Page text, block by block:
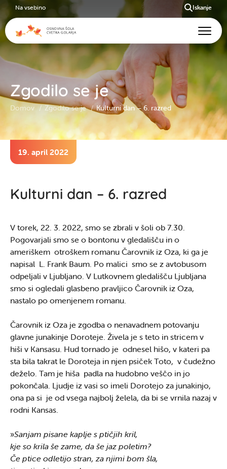
Zgodilo se je
Domov Zgodilo se je Kulturni dan – 6. razred
19. april 2022
Kulturni dan – 6. razred
V torek, 22. 3. 2022, smo se zbrali v šoli ob 7.30.
Pogovarjali smo se o bontonu v gledališču in o
ameriškem otroškem romanu Čarovnik iz Oza, ki ga je
napisal L. Frank Baum. Po malici smo se z avtobusom
odpeljali v Ljubljano. V Lutkovnem gledališču Ljubljana
smo si ogledali glasbeno pravljico Čarovnik iz Oza,
nastalo po omenjenem romanu.
Čarovnik iz Oza je zgodba o nenavadnem potovanju
glavne junakinje Doroteje. Živela je s teto in stricem v
hiši v Kansasu. Hud tornado je odnesel hišo, v kateri pa
sta bila takrat le Doroteja in njen psiček Toto, v čudežno
deželo. Tam je hiša padla na hudobno veščo in jo
pokončala. Ljudje iz vasi so imeli Dorotejo za junakinjo,
ona pa si je od vsega najbolj želela, da bi se vrnila nazaj v
rodni Kansas.
»Sanjam pisane kaplje s ptičjih kril,
kje so krila še zame, da še jaz poletim?
Če ptice odletijo stran, za njimi bom šla,
Na vsebino Iskanje